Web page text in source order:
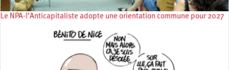
Le NPA-l’Anticapitaliste adopte une orientation commune pour 2027